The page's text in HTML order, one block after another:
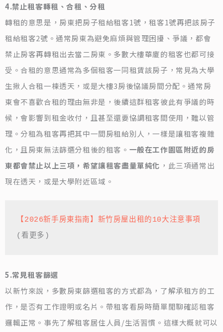
4.禁止租客轉租、合租、分租
轉租的意思是，房東把房子租給租客1號，租客1號再把該房子
租給租客2號。通常房東為避免麻煩與管理困擾、爭議，都會
禁止房客再轉租出去當二房東。多數大樓華廈的租客也都可接
受。合租的意思通常為多個租客一同租賃該房子，常見為大學
生揪人合租一棟透天，或是大樓3房後協議房間分配。通常房
東會不喜歡合租的理由無非是，後續這群租客彼此有爭議的時
候，會影響到租金收付，且甚至還要協調租客間使用，難以管
理。分租為租客再把其中一間房租給別人，一樣是讓租客複雜
化，且房東無法篩選分租後的租客。 一般在工作園區附近的房
東都會禁止以上三項，希望讓租客盡量單純化 ，此三項通常出
現在透天，或是大學附近區域。
【2026新手房東指南】新竹房屋出租的10大注意事項
(看更多)
5.常見租客篩選
以新竹來說，多數房東篩選租客的方式都為，了解承租方的工
作，是否有工作證明或名片。帶租客看房時簡單閒聊確認租客
邏輯正常。事先了解租客居住人員/生活習慣。這樣大概就可以